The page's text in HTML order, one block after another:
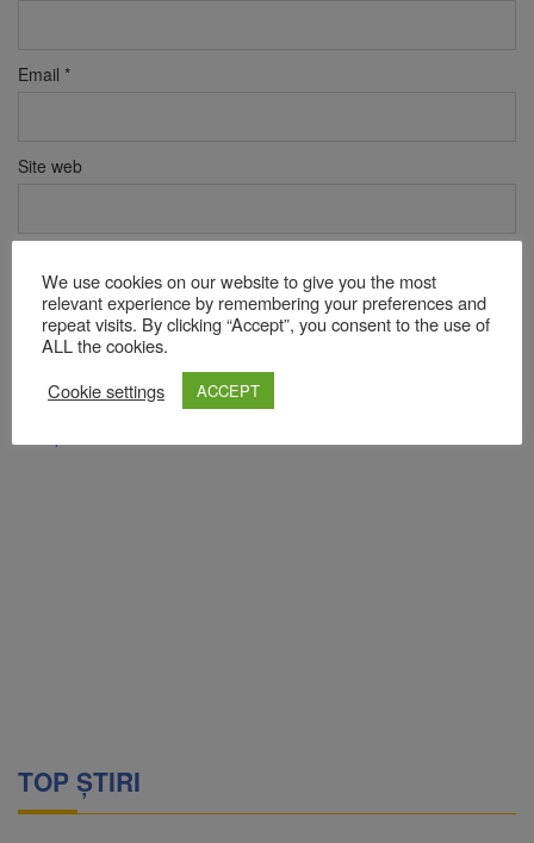
Email *
Site web
Click pentru a începe verificarea
Friendly Captcha ⇗
Acest site folosește Akismet pentru a reduce spamul.
TOP ȘTIRI
We use cookies on our website to give you the most
relevant experience by remembering your preferences and
repeat visits. By clicking “Accept”, you consent to the use of
ALL the cookies.
Cookie settings
ACCEPT